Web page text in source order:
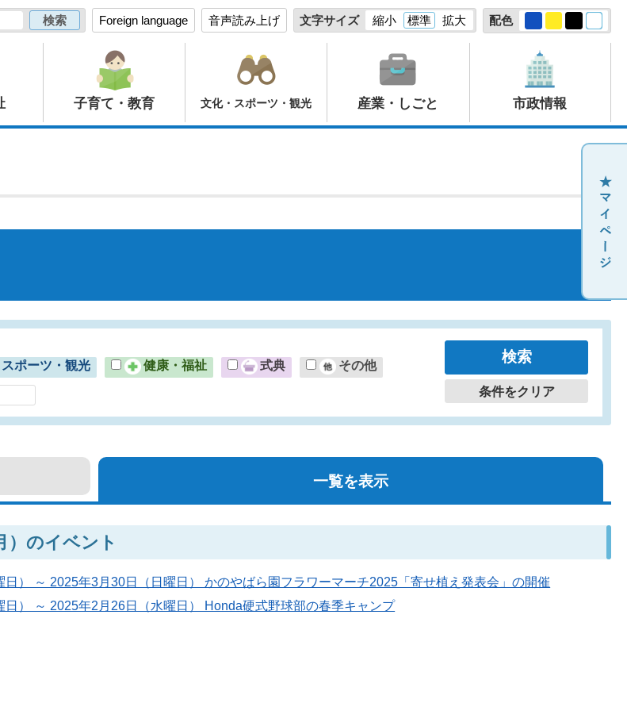
Foreign language 音声読み上げ 文字サイズ 縮小 標準 拡大 配色
子育て・教育 文化・スポーツ・観光 産業・しごと 市政情報
ポーツ・観光 健康・福祉 式典 その他
条件をクリア
一覧を表示
）のイベント
日） ～ 2025年3月30日（日曜日） かのやばら園フラワーマーチ2025「寄せ植え発表会」の開催
日） ～ 2025年2月26日（水曜日） Honda硬式野球部の春季キャンプ